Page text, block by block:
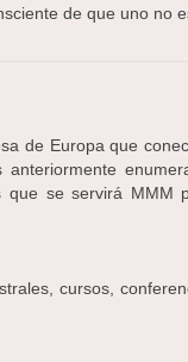
de que uno no
de Europa que
que se servirá
cursos,